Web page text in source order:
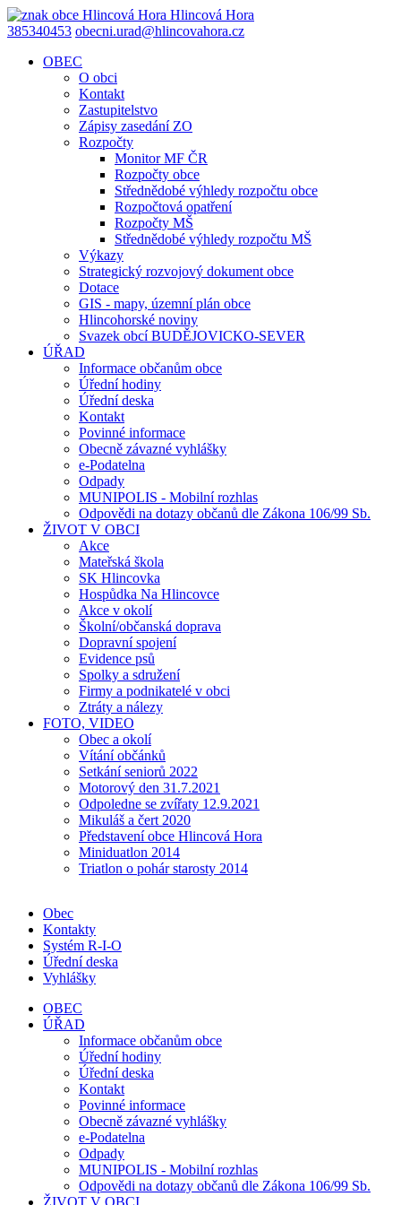
Hlincová Hora
385340453 obecni.urad@hlincovahora.cz
OBEC
O obci
Kontakt
Zastupitelstvo
Zápisy zasedání ZO
Rozpočty
Monitor MF ČR
Rozpočty obce
Střednědobé výhledy rozpočtu obce
Rozpočtová opatření
Rozpočty MŠ
Střednědobé výhledy rozpočtu MŠ
Výkazy
Strategický rozvojový dokument obce
Dotace
GIS - mapy, územní plán obce
Hlincohorské noviny
Svazek obcí BUDĚJOVICKO-SEVER
ÚŘAD
Informace občanům obce
Úřední hodiny
Úřední deska
Kontakt
Povinné informace
Obecně závazné vyhlášky
e-Podatelna
Odpady
MUNIPOLIS - Mobilní rozhlas
Odpovědi na dotazy občanů dle Zákona 106/99 Sb.
ŽIVOT V OBCI
Akce
Mateřská škola
SK Hlincovka
Hospůdka Na Hlincovce
Akce v okolí
Školní/občanská doprava
Dopravní spojení
Evidence psů
Spolky a sdružení
Firmy a podnikatelé v obci
Ztráty a nálezy
FOTO, VIDEO
Obec a okolí
Vítání občánků
Setkání seniorů 2022
Motorový den 31.7.2021
Odpoledne se zvířaty 12.9.2021
Mikuláš a čert 2020
Představení obce Hlincová Hora
Miniduatlon 2014
Triatlon o pohár starosty 2014
Obec
Kontakty
Systém R-I-O
Úřední deska
Vyhlášky
OBEC
ÚŘAD
Informace občanům obce
Úřední hodiny
Úřední deska
Kontakt
Povinné informace
Obecně závazné vyhlášky
e-Podatelna
Odpady
MUNIPOLIS - Mobilní rozhlas
Odpovědi na dotazy občanů dle Zákona 106/99 Sb.
ŽIVOT V OBCI